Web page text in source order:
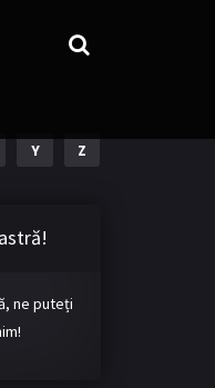
Y Z
ne puteți